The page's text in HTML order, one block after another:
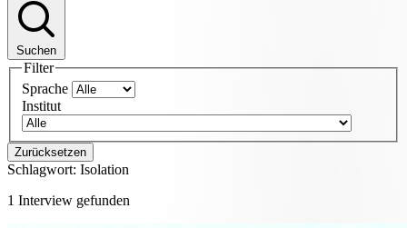
Suchen
Filter
Sprache
Institut
Zurücksetzen
Schlagwort: Isolation
1 Interview gefunden